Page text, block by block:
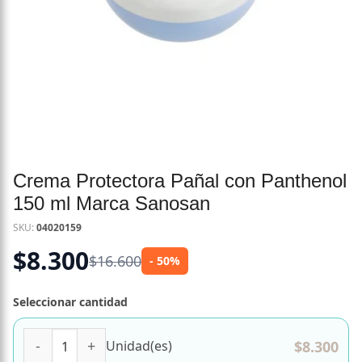
Crema Protectora Pañal con Panthenol
150 ml Marca Sanosan
SKU:04020159
$8.300$16.600 - 50%
Seleccionar cantidad
Unidad(es) $8.300